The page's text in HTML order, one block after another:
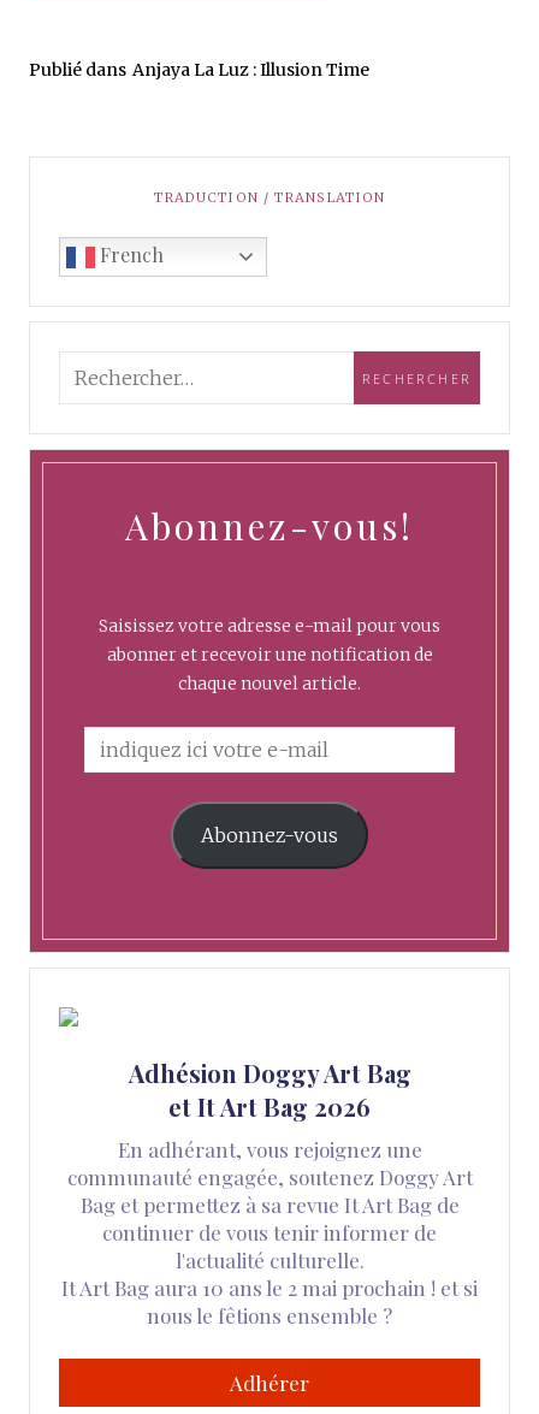
Publié dans Anjaya La Luz : Illusion Time
TRADUCTION / TRANSLATION
French
Abonnez-vous!
Saisissez votre adresse e-mail pour vous
abonner et recevoir une notification de
chaque nouvel article.
Abonnez-vous
Adhésion Doggy Art Bag
et It Art Bag 2026
En adhérant, vous rejoignez une
communauté engagée, soutenez Doggy Art
Bag et permettez à sa revue It Art Bag de
continuer de vous tenir informer de
l'actualité culturelle.
It Art Bag aura 10 ans le 2 mai prochain ! et si
nous le fêtions ensemble ?
Adhérer